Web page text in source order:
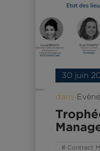
30 juin
dans
# Contract